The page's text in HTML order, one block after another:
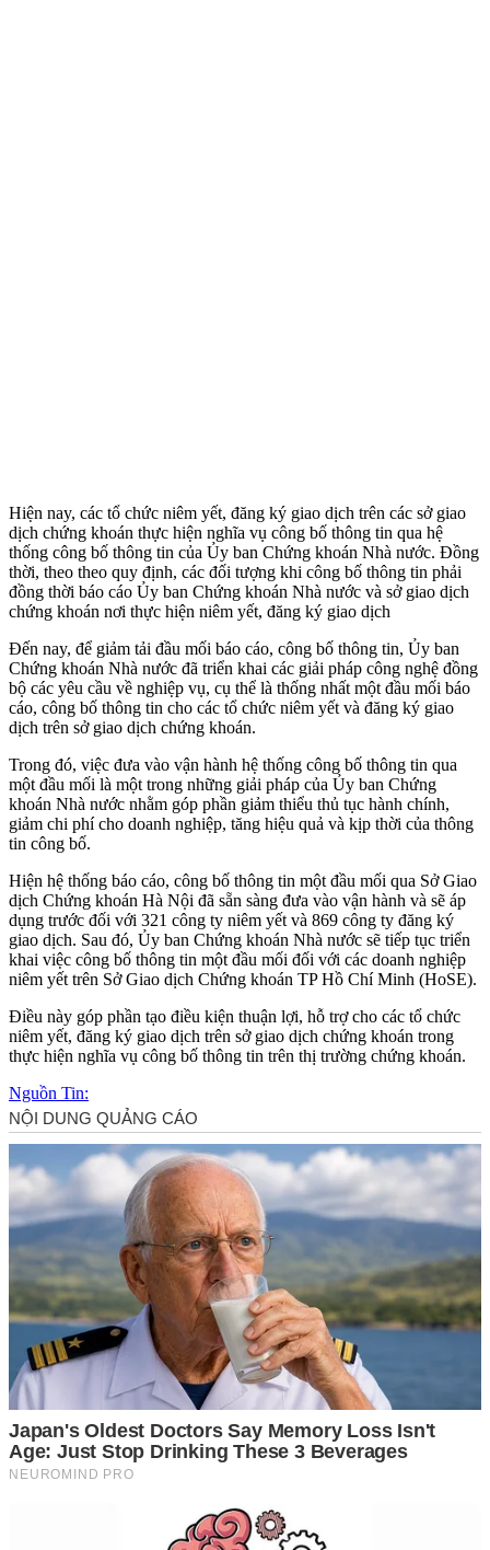
Hiện nay, các tổ chức niêm yết, đăng ký giao dịch trên các sở giao
dịch chứng khoán thực hiện nghĩa vụ công bố thông tin qua hệ
thống công bố thông tin của Ủy ban Chứng khoán Nhà nước. Đồng
thời, theo theo quy định, các đối tượng khi công bố thông tin phải
đồng thời báo cáo Ủy ban Chứng khoán Nhà nước và sở giao dịch
chứng khoán nơi thực hiện niêm yết, đăng ký giao dịch
Đến nay, để giảm tải đầu mối báo cáo, công bố thông tin, Ủy ban
Chứng khoán Nhà nước đã triển khai các giải pháp công nghệ đồng
bộ các yêu cầu về nghiệp vụ, cụ thể là thống nhất một đầu mối báo
cáo, công bố thông tin cho các tổ chức niêm yết và đăng ký giao
dịch trên sở giao dịch chứng khoán.
Trong đó, việc đưa vào vận hành hệ thống công bố thông tin qua
một đầu mối là một trong những giải pháp của Ủy ban Chứng
khoán Nhà nước nhằm góp phần giảm thiểu thủ tục hành chính,
giảm chi phí cho doanh nghiệp, tăng hiệu quả và kịp thời của thông
tin công bố.
Hiện hệ thống báo cáo, công bố thông tin một đầu mối qua Sở Giao
dịch Chứng khoán Hà Nội đã sẵn sàng đưa vào vận hành và sẽ áp
dụng trước đối với 321 công ty niêm yết và 869 công ty đăng ký
giao dịch. Sau đó, Ủy ban Chứng khoán Nhà nước sẽ tiếp tục triển
khai việc công bố thông tin một đầu mối đối với các doanh nghiệp
niêm yết trên Sở Giao dịch Chứng khoán TP Hồ Chí Minh (HoSE).
Điều này góp phần tạo điều kiện thuận lợi, hỗ trợ cho các tổ chức
niêm yết, đăng ký giao dịch trên sở giao dịch chứng khoán trong
thực hiện nghĩa vụ công bố thông tin trên thị trường chứng khoán.
Nguồn Tin: